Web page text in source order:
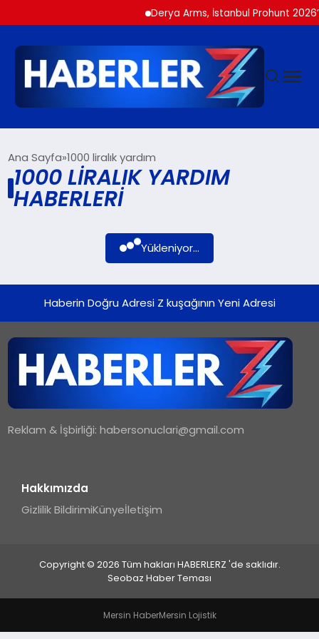
Derya Arms, İstanbul Prohunt
SIYASET
SPOR
TEKNOLOJI
Ana Sayfa 1000 liralık yardım
1000 LIRALIK YARDIM
HABERLERI
Yükleniyor...
Haberin Doğru Adresi Z kuşağının Yeni Adresi
Reklam & İşbirliği:habersonuclari@gmail.com
Hakkımızda
Gizlilik BildirimiKünyeİletişim
Copyright © 2026 Tüm hakları HABERLERZ 'de saklıdır.
Seobaz Haber Teması
Mersin HaberMersin Lojistik